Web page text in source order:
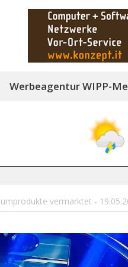
Werbeagentur WIPP-
vermarktet -